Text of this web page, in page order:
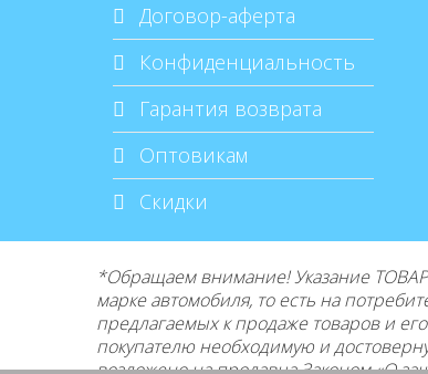
Договор-аферта
Конфиденциальность
Гарантия возврата
Оптовикам
Скидки
*Обращаем внимание! Указание
марке автомобиля, то есть на
предлагаемых к продаже товаров и его
покупателю необходимую и